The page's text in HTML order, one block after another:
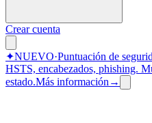
Crear cuenta
✦NUEVO·Puntuación de
HSTS, encabezados, phishing.
estado.Más información →